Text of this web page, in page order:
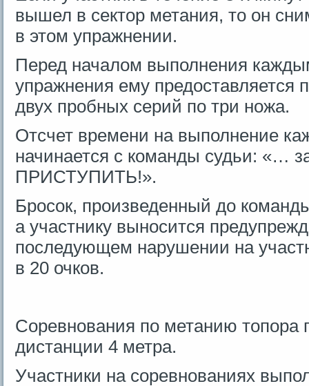
вышел в сектор метания, то он
в этом упражнении.
Перед началом выполнения
упражнения ему предоставляется
двух пробных серий по три ножа.
Отсчет времени на выполнение
начинается с команды судьи: «…
ПРИСТУПИТЬ!».
Бросок, произведенный до
а участнику выносится
последующем нарушении на
в 20 очков.
Соревнования по метанию топора
дистанции 4 метра.
Участники на соревнованиях